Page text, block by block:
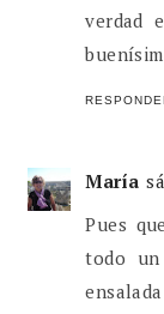
verdad
María
Pues
todo